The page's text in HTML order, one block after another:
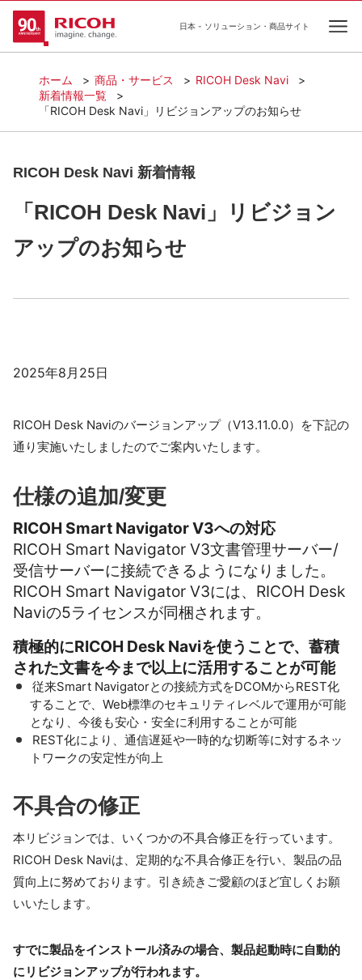
日本 - ソリューション・商品サイト
ホーム 商品・サービス
RICOH Desk Navi
新着情報一覧
「RICOH Desk Navi」リビジョンアップのお知らせ
RICOH Desk Navi 新着情報
「RICOH Desk Navi」リビジョン
アップのお知らせ
2025年8月25日
RICOH Desk Naviのバージョンアップ（V13.11.0.0）を下記の
通り実施いたしましたのでご案内いたします。
仕様の追加/変更
RICOH Smart Navigator V3への対応
RICOH Smart Navigator V3文書管理サーバー/
受信サーバーに接続できるようになりました。
RICOH Smart Navigator V3には、RICOH Desk
Naviの5ライセンスが同梱されます。
積極的にRICOH Desk Naviを使うことで、蓄積
された文書を今まで以上に活用することが可能
従来Smart Navigatorとの接続方式をDCOMからREST化
することで、Web標準のセキュリティレベルで運用が可能
となり、今後も安心・安全に利用することが可能
REST化により、通信遅延や一時的な切断等に対するネッ
トワークの安定性が向上
不具合の修正
本リビジョンでは、いくつかの不具合修正を行っています。
RICOH Desk Naviは、定期的な不具合修正を行い、製品の品
質向上に努めております。引き続きご愛顧のほど宜しくお願
いいたします。
すでに製品をインストール済みの場合、製品起動時に自動的
にリビジョンアップが行われます。